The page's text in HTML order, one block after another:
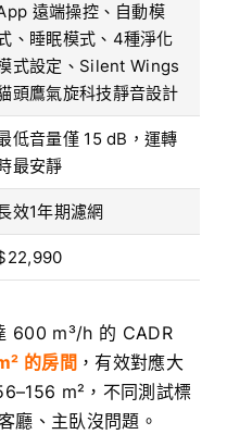
遠端操控、自動模
、睡眠模式、4種淨化
式設定、Silent Wings
頭鷹氣旋科技靜音設計
低音量僅 15 dB，運轉
最安靜
效1年期濾網
600 m³/h 的 CADR
的房間 ，有效對應大
m²，不同測試標
廳、主臥沒問題。